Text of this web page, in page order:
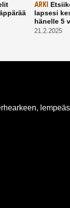
ARKI
lapsesi
hänelle 5
21.2.2025